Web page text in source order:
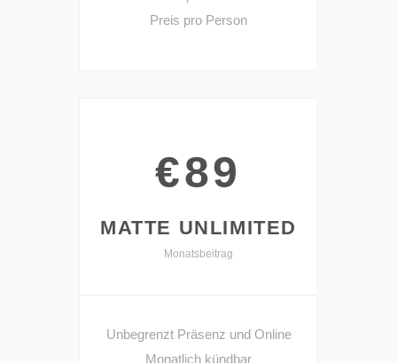
Preis pro Person
€89
MATTE UNLIMITED
Monatsbeitrag
Unbegrenzt Präsenz und Online
Monatlich kündbar